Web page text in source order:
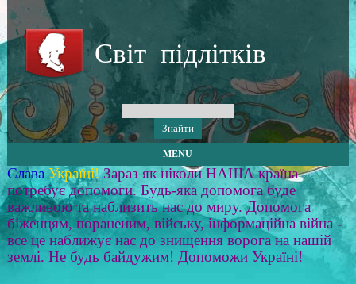
Світ підлітків
MENU
Слава Україні! Зараз як ніколи НАША країна
потребує допомоги. Будь-яка допомога буде
важливою та наблизить нас до миру. Допомога
біженцям, пораненим, війську, інформаційна війна -
все це наближує нас до знищення ворога на нашій
землі. Не будь байдужим! Допоможи Україні!